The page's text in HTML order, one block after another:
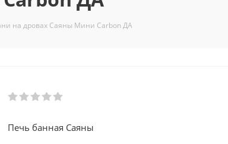
на дровах Саяны Мини Carbon ДА
Печь банная Саяны